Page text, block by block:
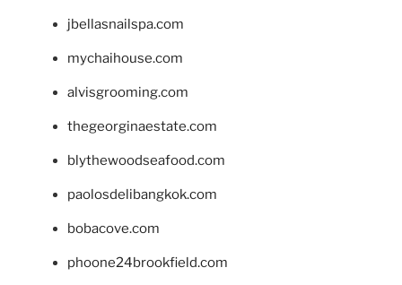
jbellasnailspa.com
mychaihouse.com
alvisgrooming.com
thegeorginaestate.com
blythewoodseafood.com
paolosdelibangkok.com
bobacove.com
phoone24brookfield.com